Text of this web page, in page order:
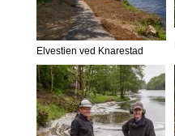
Elvestien ved Knarestad